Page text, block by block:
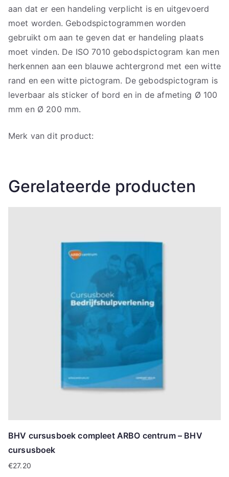
aan dat er een handeling verplicht is en uitgevoerd
moet worden. Gebodspictogrammen worden
gebruikt om aan te geven dat er handeling plaats
moet vinden. De ISO 7010 gebodspictogram kan men
herkennen aan een blauwe achtergrond met een witte
rand en een witte pictogram. De gebodspictogram is
leverbaar als sticker of bord en in de afmeting Ø 100
mm en Ø 200 mm.
Merk van dit product:
Gerelateerde producten
BHV cursusboek compleet ARBO centrum – BHV
cursusboek
€27.20